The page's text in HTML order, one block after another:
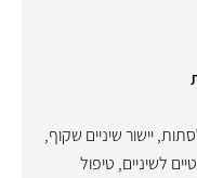
,יישור שיניים שקוף,
לשיניים, טיפול